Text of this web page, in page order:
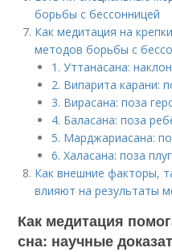
борьбы с бессонницей
Как медитация на
методов борьбы с
1. Уттанасана:
2. Випарита карани:
3. Вирасана: поза
4. Баласана: поза
5. Марджариасана:
6. Халасана: поза
Как внешние факторы,
влияют на результаты
Как медитация
сна: научные